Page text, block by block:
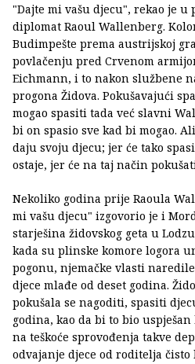
"Dajte mi vašu djecu", rekao je u
diplomat Raoul Wallenberg.
Budimpešte prema austrijskoj
povlačenju pred Crvenom
Eichmann, i to nakon službene
progona Židova. Pokušavajući
mogao spasiti tada već slavni
bi on spasio sve kad bi mogao.
daju svoju djecu; jer će tako
ostaje, jer će na taj način
Nekoliko godina prije Raoula
mi vašu djecu" izgovorio je i
starješina židovskog geta u
kada su plinske komore logora
pogonu, njemačke vlasti
djece mlađe od deset godina.
pokušala se nagoditi, spasiti
godina, kao da bi to bio
na teškoće sprovođenja takve
odvajanje djece od roditelja